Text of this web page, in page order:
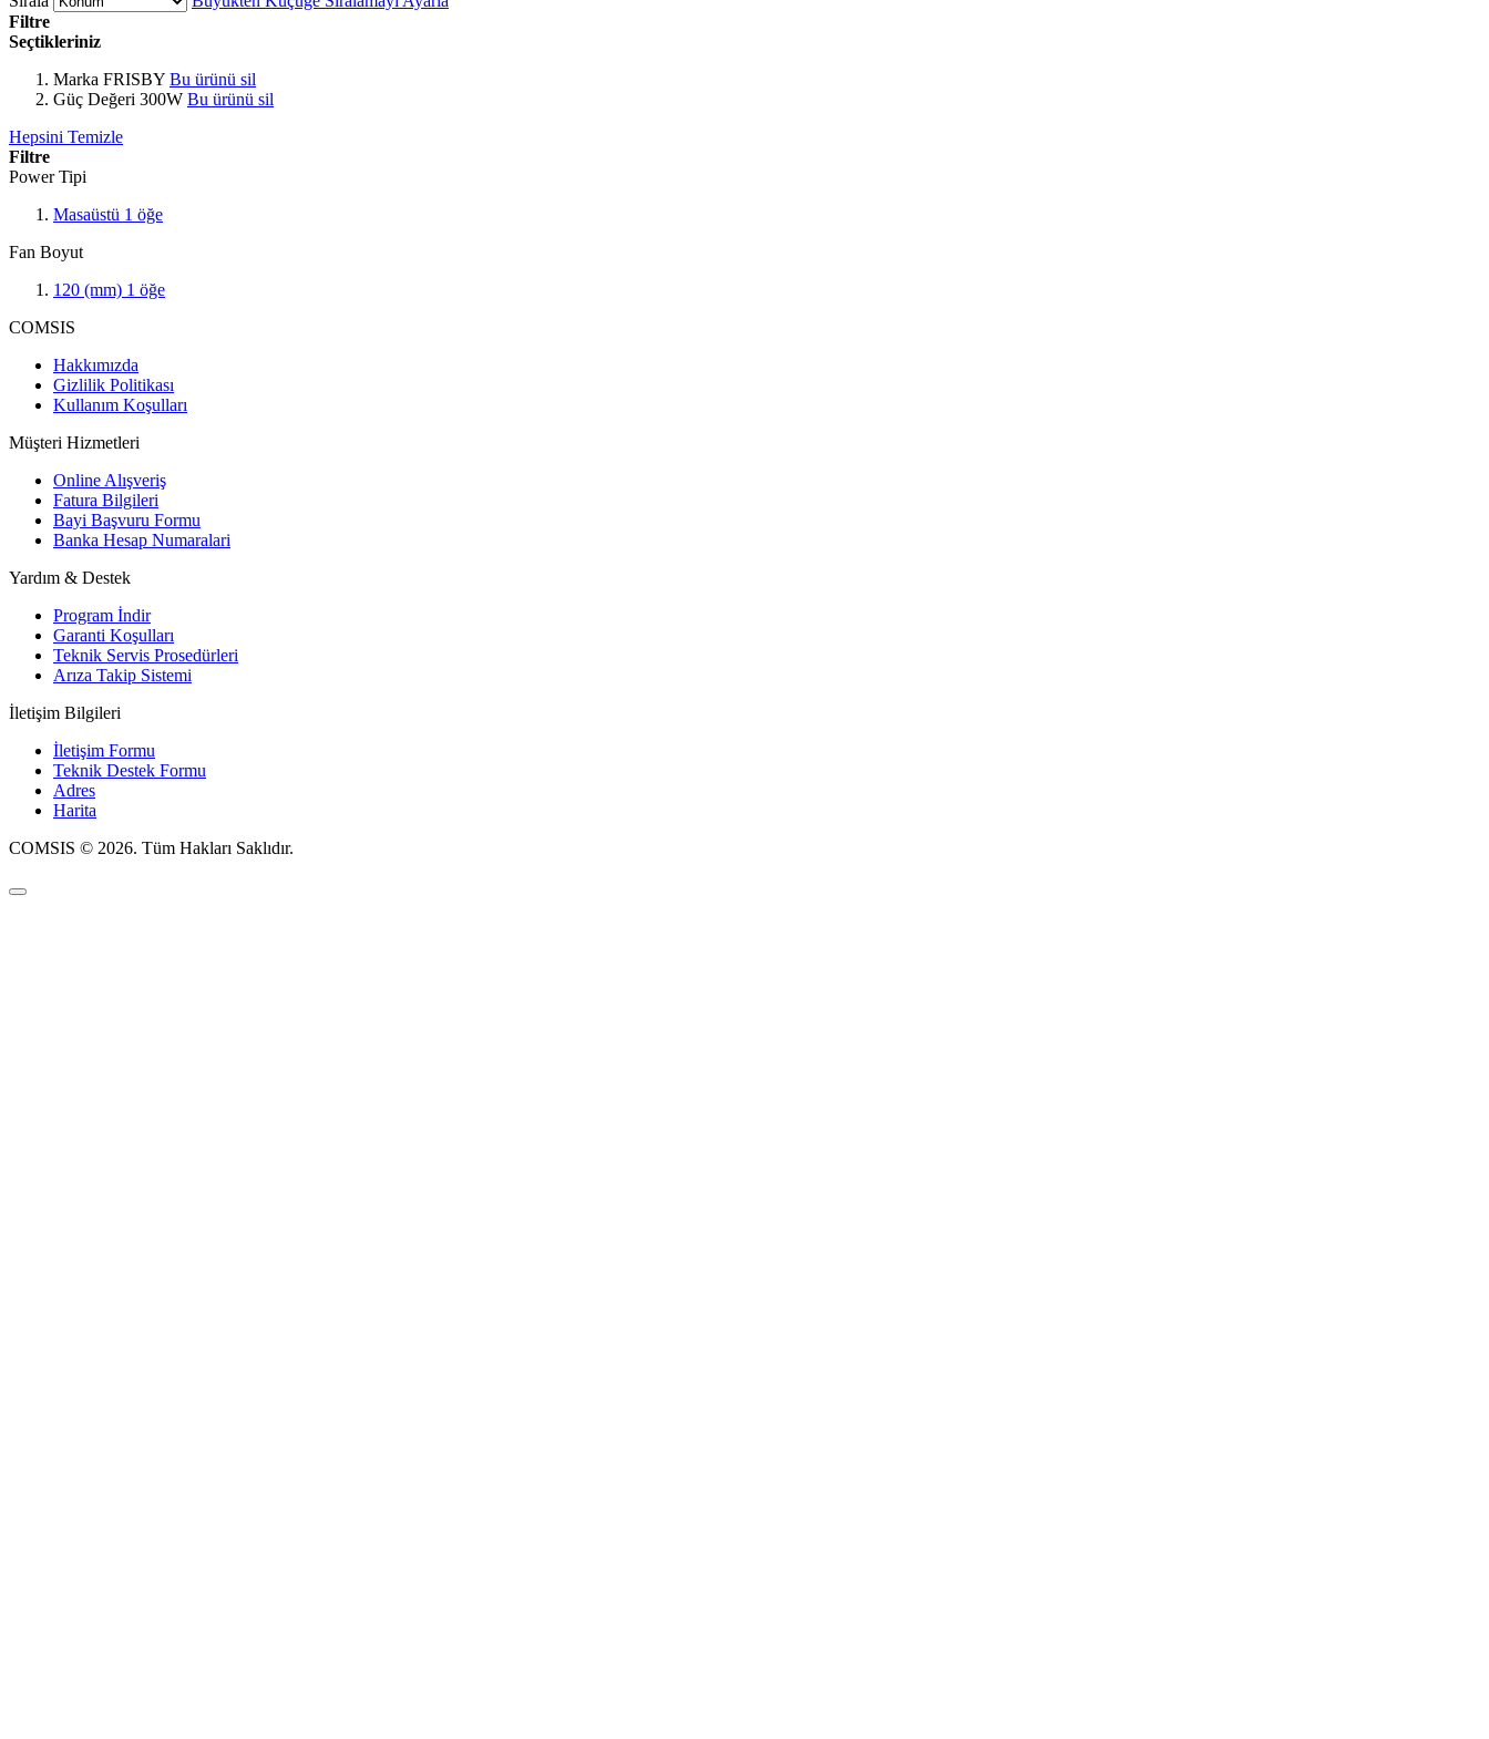
Filtre
Seçtikleriniz
Marka FRISBY Bu ürünü sil
Güç Değeri 300W Bu ürünü sil
Hepsini Temizle
Filtre
Power Tipi
Masaüstü 1 öğe
Fan Boyut
120 (mm) 1 öğe
COMSIS
Hakkımızda
Gizlilik Politikası
Kullanım Koşulları
Müşteri Hizmetleri
Online Alışveriş
Fatura Bilgileri
Bayi Başvuru Formu
Banka Hesap Numaralari
Yardım & Destek
Program İndir
Garanti Koşulları
Teknik Servis Prosedürleri
Arıza Takip Sistemi
İletişim Bilgileri
İletişim Formu
Teknik Destek Formu
Adres
Harita
COMSIS © 2026. Tüm Hakları Saklıdır.